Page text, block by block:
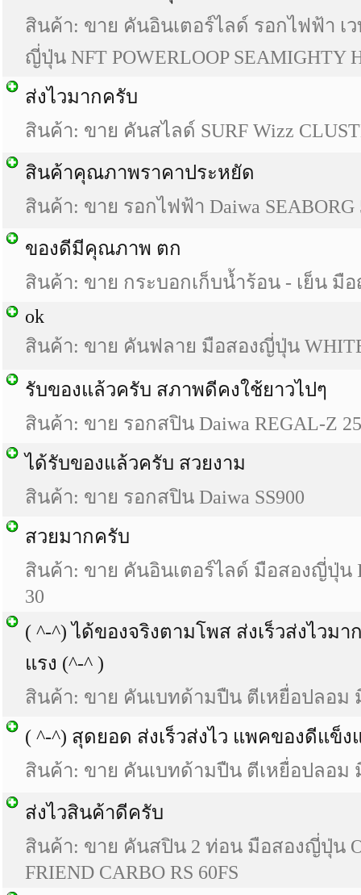
สินค้า: ขาย คันอินเตอร์ไลด์ รอกไฟฟ้า เ
ญี่ปุ่น NFT POWERLOOP SEAMIGHTY
ส่งไวมากครับ
สินค้า: ขาย คันสไลด์ SURF Wizz
สินค้าคุณภาพราคาประหยัด
สินค้า: ขาย รอกไฟฟ้า Daiwa SEABORG
ของดีมีคุณภาพ ตก
สินค้า: ขาย กระบอกเก็บน้ำร้อน - เย็น มื
ok
สินค้า: ขาย คันฟลาย มือสองญี่ปุ่น WHITE
รับของแล้วครับ สภาพดีคงใช้ยาวไปๆ
สินค้า: ขาย รอกสปิน Daiwa REGAL-Z
ได้รับของแล้วครับ สวยงาม
สินค้า: ขาย รอกสปิน Daiwa SS900
สวยมากครับ
สินค้า: ขาย คันอินเตอร์ไลด์ มือสองญี่ปุ่น
30
( ^-^) ได้ของจริงตามโพส ส่งเร็วส่งไวม
แรง (^-^ )
สินค้า: ขาย คันเบทด้ามปืน ตีเหยื่อปลอม
( ^-^) สุดยอด ส่งเร็วส่งไว แพคของดีแข็ง
สินค้า: ขาย คันเบทด้ามปืน ตีเหยื่อปลอม
ส่งไวสินค้าดีครับ
สินค้า: ขาย คันสปิน 2 ท่อน มือสองญี่ปุ่น
FRIEND CARBO RS 60FS